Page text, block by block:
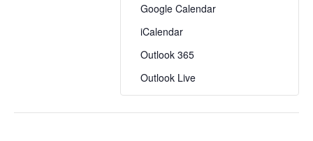
Google Calendar
iCalendar
Outlook 365
Outlook Live